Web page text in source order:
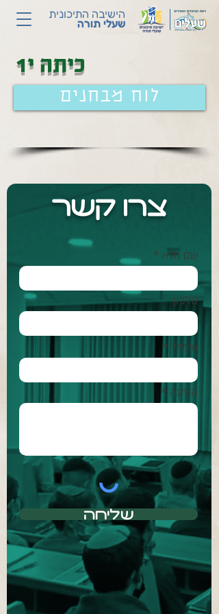
הישיבה התיכונית
שעלי תורה
כיתה י1
לוח מבחנים
צרו קשר
שם מלא *
טלפון
אימייל *
הודעה *
שליחה